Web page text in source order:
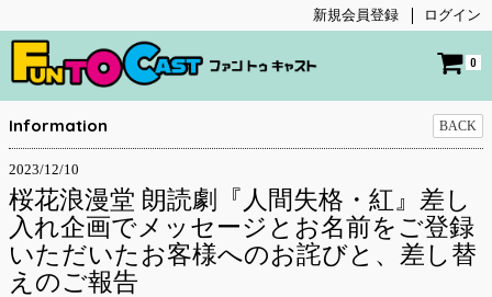
新規会員登録 ログイン
0
Information BACK
2023/12/10
桜花浪漫堂 朗読劇『人間失格・紅』差し
入れ企画でメッセージとお名前をご登録
いただいたお客様へのお詫びと、差し替
えのご報告